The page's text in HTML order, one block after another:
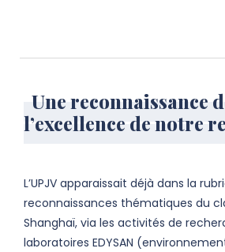
Une reconnaissance
l’excellence de notre
L’UPJV apparaissait déjà dans la
reconnaissances thématiques du
Shanghaï, via les activités de
laboratoires EDYSAN